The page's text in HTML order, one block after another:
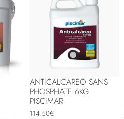
ANTICALCAREO SANS
PHOSPHATE 6KG
PISCIMAR
114.50€